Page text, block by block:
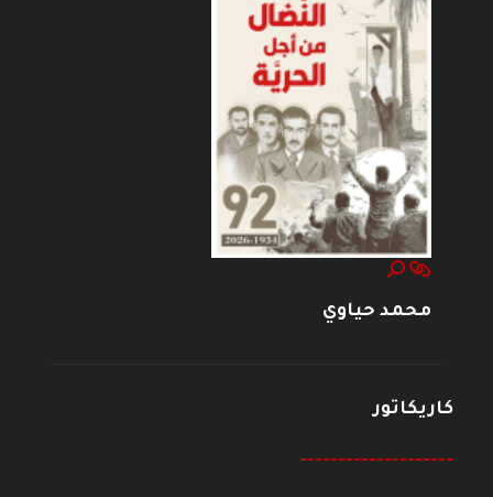
محمد حياوي
كاريكاتور
--------------------